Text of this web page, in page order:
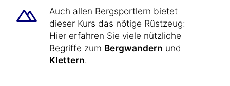
Auch allen Bergsportlern bietet
dieser Kurs das nötige Rüstzeug:
Hier erfahren Sie viele nützliche
Begriffe zum Bergwandern und
Klettern.